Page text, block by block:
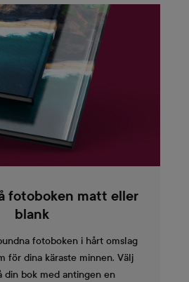
fotoboken matt eller
blank
fotoboken i hårt omslag
för dina käraste minnen. Välj
din bok med antingen en